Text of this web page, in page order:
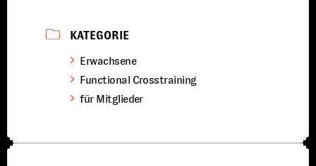
KATEGORIE
Erwachsene
Functional Crosstraining
für Mitglieder